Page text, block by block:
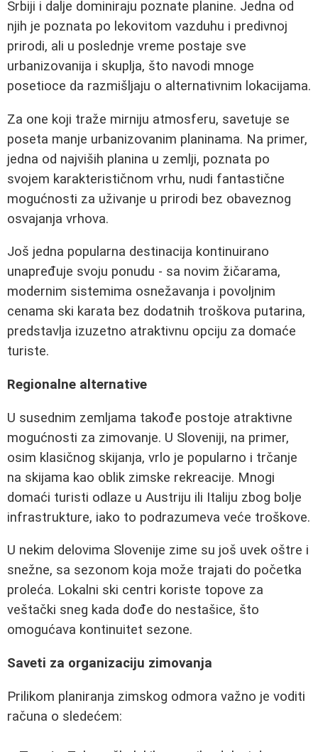
Srbiji i dalje dominiraju poznate planine. Jedna od
njih je poznata po lekovitom vazduhu i predivnoj
prirodi, ali u poslednje vreme postaje sve
urbanizovanija i skuplja, što navodi mnoge
posetioce da razmišljaju o alternativnim lokacijama.
Za one koji traže mirniju atmosferu, savetuje se
poseta manje urbanizovanim planinama. Na primer,
jedna od najviših planina u zemlji, poznata po
svojem karakterističnom vrhu, nudi fantastične
mogućnosti za uživanje u prirodi bez obaveznog
osvajanja vrhova.
Još jedna popularna destinacija kontinuirano
unapređuje svoju ponudu - sa novim žičarama,
modernim sistemima osnežavanja i povoljnim
cenama ski karata bez dodatnih troškova putarina,
predstavlja izuzetno atraktivnu opciju za domaće
turiste.
Regionalne alternative
U susednim zemljama takođe postoje atraktivne
mogućnosti za zimovanje. U Sloveniji, na primer,
osim klasičnog skijanja, vrlo je popularno i trčanje
na skijama kao oblik zimske rekreacije. Mnogi
domaći turisti odlaze u Austriju ili Italiju zbog bolje
infrastrukture, iako to podrazumeva veće troškove.
U nekim delovima Slovenije zime su još uvek oštre i
snežne, sa sezonom koja može trajati do početka
proleća. Lokalni ski centri koriste topove za
veštački sneg kada dođe do nestašice, što
omogućava kontinuitet sezone.
Saveti za organizaciju zimovanja
Prilikom planiranja zimskog odmora važno je voditi
računa o sledećem: